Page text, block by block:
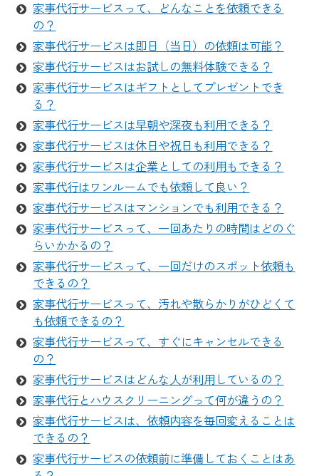
家事代行サービスって、どんなことを依頼できる
の？
家事代行サービスは即日（当日）の依頼は可能？
家事代行サービスはお試しの無料体験できる？
家事代行サービスはギフトとしてプレゼントでき
る？
家事代行サービスは早朝や深夜も利用できる？
家事代行サービスは休日や祝日も利用できる？
家事代行サービスは企業としての利用もできる？
家事代行はワンルームでも依頼して良い？
家事代行サービスはマンションでも利用できる？
家事代行サービスって、一回あたりの時間はどのぐ
らいかかるの？
家事代行サービスって、一回だけのスポット依頼も
できるの？
家事代行サービスって、汚れや散らかりがひどくて
も依頼できるの？
家事代行サービスって、すぐにキャンセルできる
の？
家事代行サービスはどんな人が利用しているの？
家事代行とハウスクリーニングって何が違うの？
家事代行サービスは、依頼内容を毎回変えることは
できるの？
家事代行サービスの依頼前に準備しておくことはあ